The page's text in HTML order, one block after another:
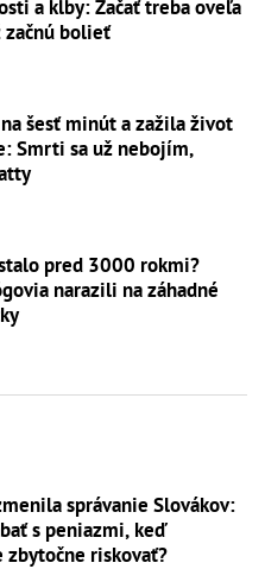
a kĺby: Začať treba oveľa
začnú bolieť
šesť minút a zažila život
Smrti sa už nebojím,
pred 3000 rokmi?
narazili na záhadné
správanie Slovákov:
s peniazmi, keď
zbytočne riskovať?